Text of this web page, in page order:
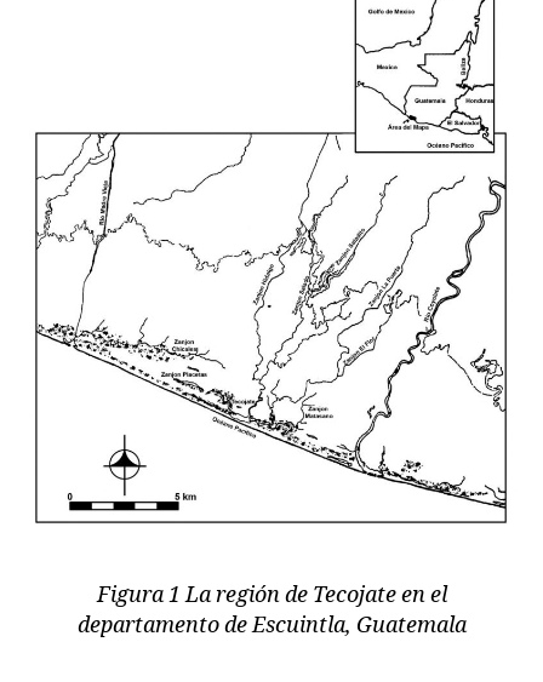
Figura 1 La región de Tecojate en el
departamento de Escuintla, Guatemala